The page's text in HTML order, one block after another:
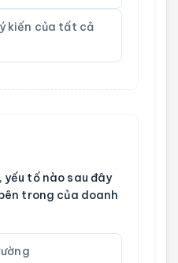
kiến của tất cả
yếu tố nào sau đây
trong của doanh